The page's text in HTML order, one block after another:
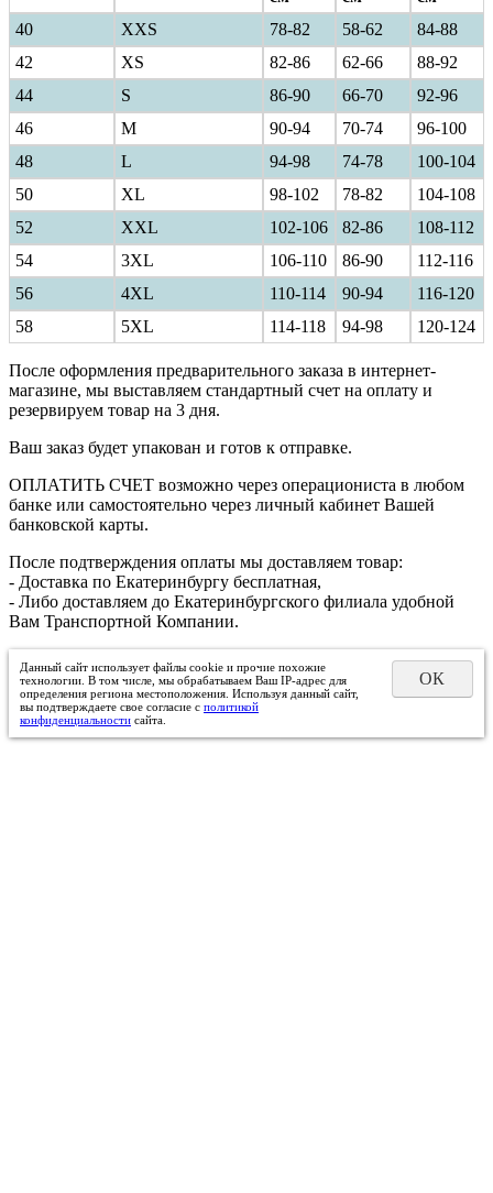
40
ХXS 78-82 58-62
84-88
42
XS 82-86 62-66
88-92
44
S 86-90 66-70
92-96
46
M 90-94 70-74
96-100
48
L 94-98 74-78
100-104
50
XL 98-102 78-82
104-108
52
XXL 102-106 82-86
108-112
54
3XL 106-110 86-90
112-116
56
4XL 110-114 90-94
116-120
58
5XL 114-118 94-98 120-124
После оформления предварительного заказа в интернет-
магазине, мы выставляем стандартный счет на оплату и
резервируем товар на 3 дня.
Ваш заказ будет упакован и готов к отправке.
ОПЛАТИТЬ СЧЕТ возможно через операциониста в любом
банке или самостоятельно через личный кабинет Вашей
банковской карты.
После подтверждения оплаты мы доставляем товар:
- Доставка по Екатеринбургу бесплатная,
- Либо доставляем до Екатеринбургского филиала удобной
Вам Транспортной Компании.
Данный сайт использует файлы cookie и прочие похожие
технологии. В том числе, мы обрабатываем Ваш IP-адрес для
определения региона местоположения. Используя данный сайт,
вы подтверждаете свое согласие с политикой
конфиденциальности сайта.
ОК